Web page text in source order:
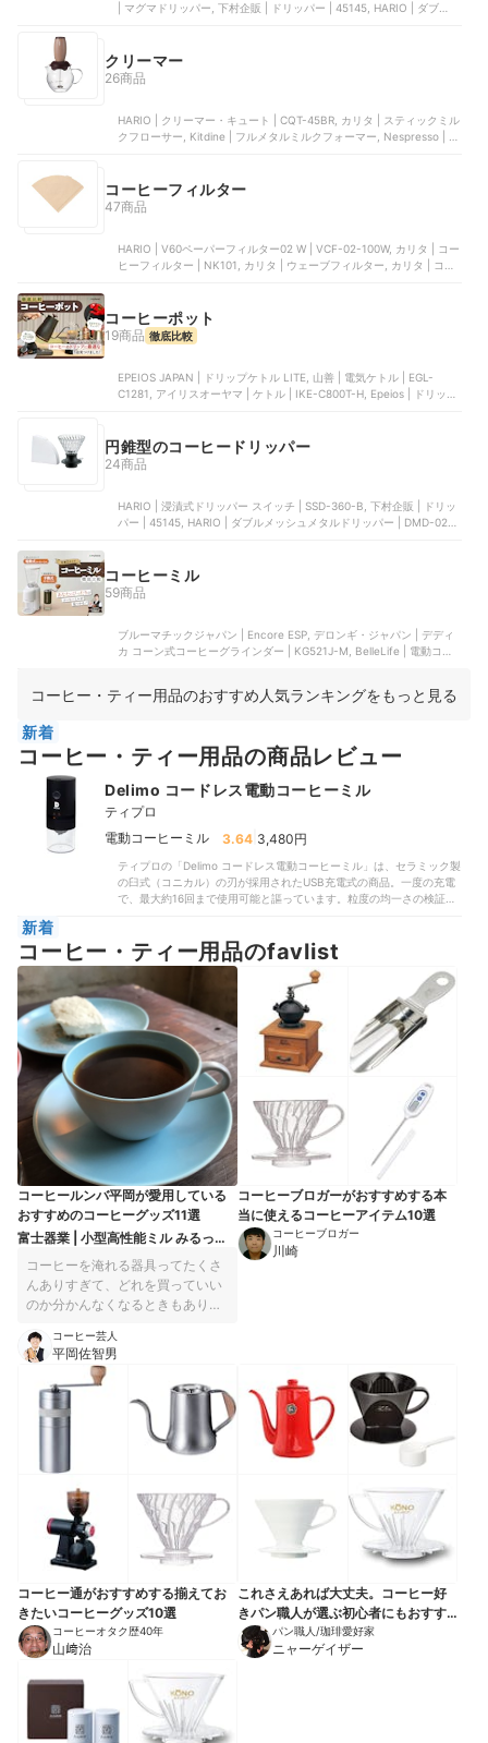
| マグマドリッパー, 下村企販 | ドリッパー | 45145, HARIO | ダブルメ
クリーマー
26商品
HARIO | クリーマー・キュート | CQT-45BR, カリタ | スティックミル
クフローサー, Kitdine | フルメタルミルクフォーマー, Nespresso | ミ
コーヒーフィルター
47商品
HARIO | V60ペーパーフィルター02 W | VCF-02-100W, カリタ | コー
ヒーフィルター | NK101, カリタ | ウェーブフィルター, カリタ | コー
コーヒーポット
19商品 徹底比較
EPEIOS JAPAN | ドリップケトル LITE, 山善 | 電気ケトル | EGL-
C1281, アイリスオーヤマ | ケトル | IKE-C800T-H, Epeios | ドリップ
円錐型のコーヒードリッパー
24商品
HARIO | 浸漬式ドリッパー スイッチ | SSD-360-B, 下村企販 | ドリッ
パー | 45145, HARIO | ダブルメッシュメタルドリッパー | DMD-02-
コーヒーミル
59商品
ブルーマチックジャパン | Encore ESP, デロンギ・ジャパン | デディ
カ コーン式コーヒーグラインダー | KG521J-M, BelleLife | 電動コー
コーヒー・ティー用品のおすすめ人気ランキングをもっと見る
新着
コーヒー・ティー用品の商品レビュー
Delimo コードレス電動コーヒーミル
ティプロ
電動コーヒーミル
3.64 3,480円
ティプロの「Delimo コードレス電動コーヒーミル」は、セラミック製
の臼式（コニカル）の刃が採用されたUSB充電式の商品。一度の充電
で、最大約16回まで使用可能と謳っています。粒度の均一さの検証で
さはやや目立つ印象です。淹れたコーヒーは後味に渋みが残ったもの
の、豆本来のフルーティな味わいは感じられました。稼動音は82.3dB
とうるさく低評価に。また、1杯分（15g）の豆を挽くのに3分以上か
かったことが大きなネックとなりました。キュルキュルという高い音
がひたすら続くのでかなりストレスに感じます。手入れのしやすさは
高評価に。ホッパーと粉受けを取り外して洗えるうえ、ミルの刃は本
体から取り外して丸洗いできます。さらに、ブラシが付属しているた
め本体の周りに飛び散った粉の掃き掃除も楽にできるでしょう。
新着
コーヒー・ティー用品のfavlist
コーヒールンバ平岡が愛用している
おすすめのコーヒーグッズ11選
富士器業 | 小型高性能ミル みるっこ
コーヒーを淹れる器具ってたくさ
んありすぎて、どれを買っていい
のか分かんなくなるときもありま
芸人・コーヒールンバ平岡が日頃
から愛用しているコーヒーグッズ
をご紹介します。 テレビ番組など
でもだいたいこの装備でコーヒー
を淹れていたりして、皆さんにお
いしいと言っていただけていま
らえれば嬉しいです。私がおすす
めする11点を使えば、お家でおい
しいコーヒーを楽しめること間違
いなしです！
コーヒー芸人
平岡佐智男
コーヒーブロガーがおすすめする本
当に使えるコーヒーアイテム10選
コーヒーブロガー
川崎
コーヒー通がおすすめする揃えてお
きたいコーヒーグッズ10選
コーヒーオタク歴40年
山﨑治
これさえあれば大丈夫。コーヒー好
きパン職人が選ぶ初心者にもおすす
めコーヒーアイテム10選
パン職人/珈琲愛好家
ニャーゲイザー